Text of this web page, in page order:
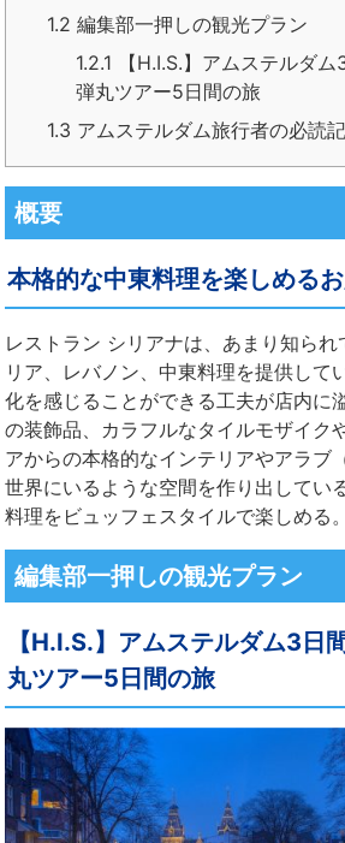
1.2 編集部一押しの観光プラン
1.2.1 【H.I.S.】アムステルダ
弾丸ツアー5日間の旅
1.3 アムステルダム旅行者の必読
概要
本格的な中東料理を楽しめる
レストラン シリアナは、あまり知ら
リア、レバノン、中東料理を提供して
化を感じることができる工夫が店内に
の装飾品、カラフルなタイルモザイク
アからの本格的なインテリアやアラブ
世界にいるような空間を作り出してい
料理をビュッフェスタイルで楽しめる。
編集部一押しの観光プラン
【H.I.S.】アムステルダム3日
丸ツアー5日間の旅